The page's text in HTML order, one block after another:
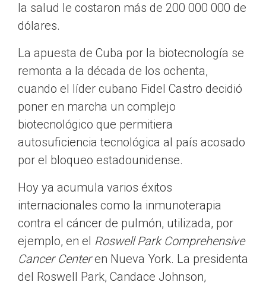
la salud le costaron más de 200 000 000 de
dólares.
La apuesta de Cuba por la biotecnología se
remonta a la década de los ochenta,
cuando el líder cubano Fidel Castro decidió
poner en marcha un complejo
biotecnológico que permitiera
autosuficiencia tecnológica al país acosado
por el bloqueo estadounidense.
Hoy ya acumula varios éxitos
internacionales como la inmunoterapia
contra el cáncer de pulmón, utilizada, por
ejemplo, en el Roswell Park Comprehensive
Cancer Centeren Nueva York. La presidenta
del Roswell Park, Candace Johnson,